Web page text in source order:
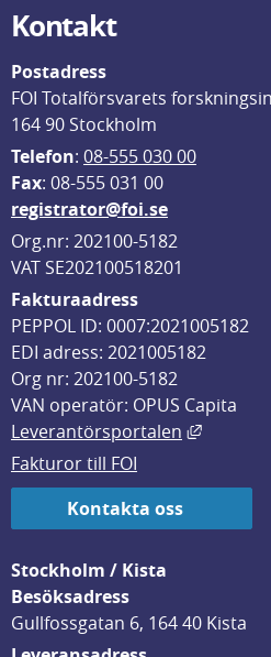
Kontakt
Postadress
FOI Totalförsvarets
164 90 Stockholm
Telefon: 08-555 030 00
Fax: 08-555 031 00
registrator@foi.se
Org.nr: 202100-5182
VAT SE202100518201
Fakturaadress
PEPPOL ID: 0007:2021005182
EDI adress: 2021005182
Org nr: 202100-5182
VAN operatör: OPUS Capita
Leverantörsportalen
Länk till
Fakturor till FOI
Kontakta oss
Stockholm / Kista
Besöksadress
Gullfossgatan 6, 164 40 Kista